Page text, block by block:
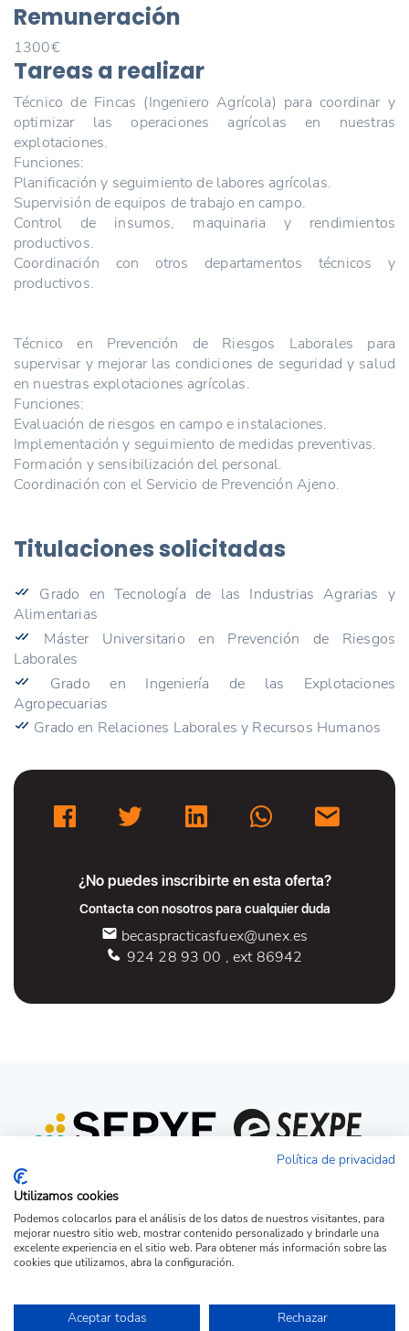
Remuneración
1300€
Tareas a realizar
Técnico de Fincas (Ingeniero Agrícola) para coordinar y
optimizar las operaciones agrícolas en nuestras
explotaciones.
Funciones:
Planificación y seguimiento de labores agrícolas.
Supervisión de equipos de trabajo en campo.
Control de insumos, maquinaria y rendimientos
productivos.
Coordinación con otros departamentos técnicos y
productivos.
Técnico en Prevención de Riesgos Laborales para
supervisar y mejorar las condiciones de seguridad y salud
en nuestras explotaciones agrícolas.
Funciones:
Evaluación de riesgos en campo e instalaciones.
Implementación y seguimiento de medidas preventivas.
Formación y sensibilización del personal.
Coordinación con el Servicio de Prevención Ajeno.
Titulaciones solicitadas
Grado en Tecnología de las Industrias Agrarias y
Alimentarias
Máster Universitario en Prevención de Riesgos
Laborales
Grado en Ingeniería de las Explotaciones
Agropecuarias
Grado en Relaciones Laborales y Recursos Humanos
¿No puedes inscribirte en esta oferta?
Contacta con nosotros para cualquier duda
becaspracticasfuex@unex.es
924 28 93 00 , ext 86942
Acceso candidato Acceso empresa
Política de privacidad
Utilizamos cookies
Podemos colocarlos para el análisis de los datos de nuestros visitantes, para
mejorar nuestro sitio web, mostrar contenido personalizado y brindarle una
excelente experiencia en el sitio web. Para obtener más información sobre las
cookies que utilizamos, abra la configuración.
Aceptar todas Rechazar